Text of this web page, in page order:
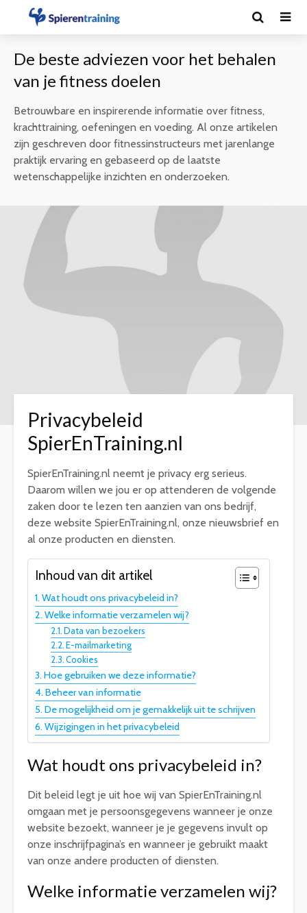
De beste adviezen voor het behalen
van je fitness doelen
Betrouwbare en inspirerende informatie over fitness,
krachttraining, oefeningen en voeding. Al onze artikelen
zijn geschreven door fitnessinstructeurs met jarenlange
praktijk ervaring en gebaseerd op de laatste
wetenschappelijke inzichten en onderzoeken.
Privacybeleid
SpierEnTraining.nl
SpierEnTraining.nl neemt je privacy erg serieus.
Daarom willen we jou er op attenderen de volgende
zaken door te lezen ten aanzien van ons bedrijf,
deze website SpierEnTraining.nl, onze nieuwsbrief en
al onze producten en diensten.
Inhoud van dit artikel
Wat houdt ons privacybeleid in?
Welke informatie verzamelen wij?
Data van bezoekers
E-mailmarketing
Cookies
Hoe gebruiken we deze informatie?
Beheer van informatie
De mogelijkheid om je gemakkelijk uit te schrijven
Wijzigingen in het privacybeleid
Wat houdt ons privacybeleid in?
Dit beleid legt je uit hoe wij van SpierEnTraining.nl
omgaan met je persoonsgegevens wanneer je onze
website bezoekt, wanneer je je gegevens invult op
onze inschrijfpagina’s en wanneer je gebruikt maakt
van onze andere producten of diensten.
Welke informatie verzamelen wij?